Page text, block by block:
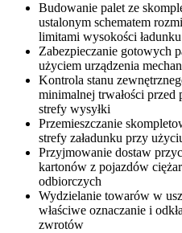
Budowanie palet ze
ustalonym schematem
limitami wysokości ładunku
Zabezpieczanie gotowych
użyciem urządzenia
Kontrola stanu
minimalnej trwałości
strefy wysyłki
Przemieszczanie
strefy załadunku przy
Przyjmowanie dostaw
kartonów z pojazdów
odbiorczych
Wydzielanie towarów w
właściwe oznaczanie i
zwrotów